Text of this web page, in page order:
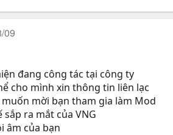
09
đang công tác tại công ty
cho mình xin thông tin liên lạc
mời bạn tham gia làm Mod
ra mắt của VNG
âm của bạn